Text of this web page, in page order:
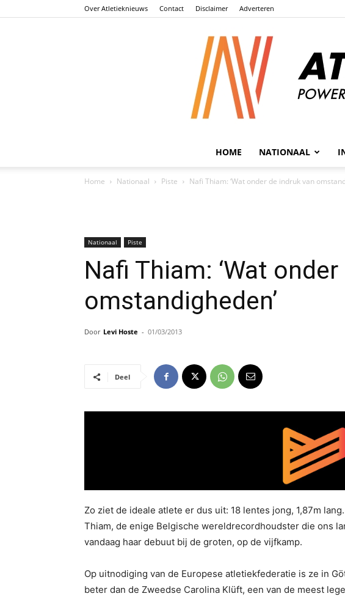
Over Atletieknieuws Contact Disclaimer Adverteren
HOME NATIONAAL
Home Nationaal Piste Nafi Thiam: ‘Wat onder de indruk van
Nationaal Piste
Nafi Thiam: ‘Wat
omstandigheden’
Door Levi Hoste - 01/03/2013
Deel
Zo ziet de ideale atlete er dus uit: 18 lentes jong, 1,87m
Thiam, de enige Belgische wereldrecordhoudster die ons
vandaag haar debuut bij de groten, op de vijfkamp.
Op uitnodiging van de Europese atletiekfederatie is ze in
beter dan de Zweedse Carolina Klüft, een van de meest